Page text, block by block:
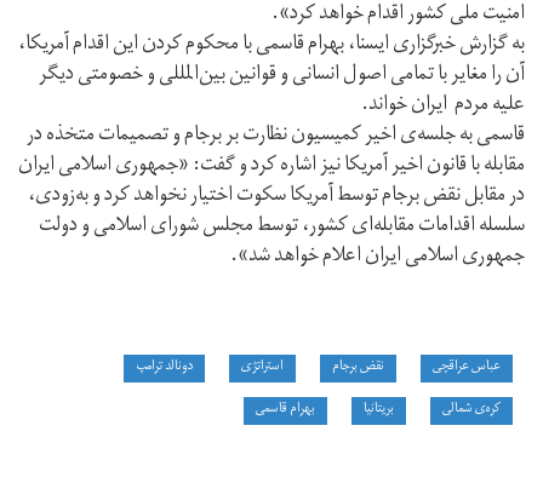
امنیت ملی کشور اقدام خواهد کرد».
به گزارش خبرگزاری ایسنا، بهرام قاسمی با محکوم کردن این اقدام آمریکا،
آن‌ را مغایر با تمامی اصول انسانی و قوانین بین‌المللی و خصومتی دیگر
علیه مردم ایران خواند.
قاسمی به جلسه‌ی اخیر کمیسیون نظارت بر برجام و تصمیمات متخذه در
مقابله با قانون اخیر آمریکا نیز اشاره کرد و گفت: «جمهوری اسلامی ایران
در مقابل نقض برجام توسط آمریکا سکوت اختیار نخواهد کرد و به‌زودی،
سلسله اقدامات مقابله‌ای کشور، توسط مجلس شورای اسلامی و دولت
جمهوری اسلامی ایران اعلام خواهد شد».
عباس عراقچی نقض برجام استراتژی
دونالد ترامپ
کره‌ی شمالی
بریتانیا بهرام قاسمی